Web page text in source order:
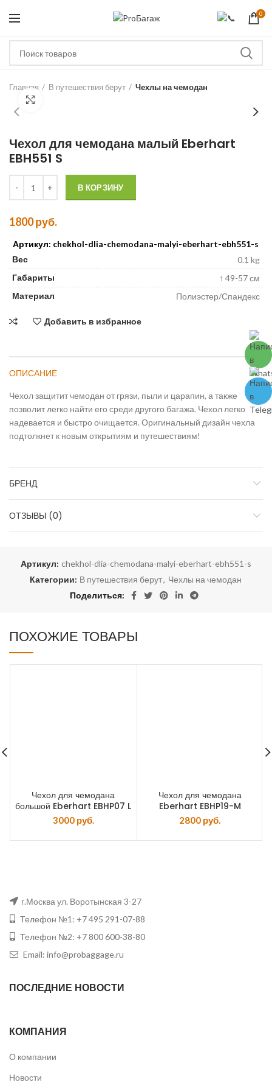
0
Главная В путешествия берут Чехлы на чемодан
Чехол для чемодана малый Eberhart
EBH551 S
В КОРЗИНУ
1800руб.
Артикул: chekhol-dlia-chemodana-malyi-eberhart-ebh551-s
Вес
0.1 kg
Габариты
↑ 49-57 см
Материал
Полиэстер/Спандекс
Добавить в избранное
ОПИСАНИЕ
Чехол защитит чемодан от грязи, пыли и царапин, а также
позволит легко найти его среди другого багажа. Чехол легко
надевается и быстро очищается. Оригинальный дизайн чехла
подтолкнет к новым открытиям и путешествиям!
БРЕНД
ОТЗЫВЫ (0)
Артикул: chekhol-dlia-chemodana-malyi-eberhart-ebh551-s
Категории: В путешествия берут, Чехлы на чемодан
Поделиться
ПОХОЖИЕ ТОВАРЫ
Чехол для чемодана
большой Eberhart EBHP07 L
3000руб.
Чехол для чемодана
Eberhart EBHP19-M
2800 руб.
г.Москва ул. Воротынская 3-27
Телефон №1: +7 495 291-07-88
Телефон №2: +7 800 600-38-80
Email: info@probaggage.ru
ПОСЛЕДНИЕ НОВОСТИ
КОМПАНИЯ
О компании
Новости